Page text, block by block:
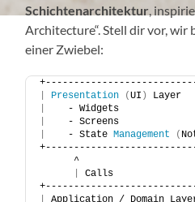
Schichtenarchitektur,
Architecture“. Stell dir vor, wir
einer Zwiebel:
Presentation (UI )
-
-
    - State
Management (